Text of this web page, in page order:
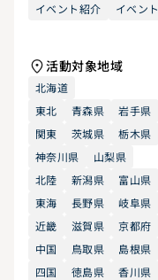
イベント紹介
イベン
活動対象地域
北海道
東北
青森県 岩手県
関東
茨城県 栃木県
神奈川県
山梨県
北陸
新潟県 富山県
東海
長野県 岐阜県
近畿
滋賀県 京都府
中国
鳥取県 島根県
四国
徳島県 香川県